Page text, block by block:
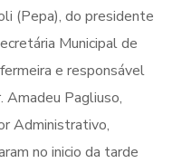
(Pepa), do presidente
Municipal de
e responsável
Amadeu Pagliuso,
Administrativo,
no inicio da tarde